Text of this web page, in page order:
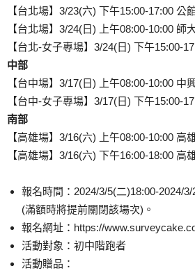
【台北場】3/23(六) 下午15:00-17:00 公
【台北場】3/24(日) 上午08:00-10:00 師
【台北-女子專場】3/24(日) 下午15:00-
中部
【台中場】3/17(日) 上午08:00-10:00 中
【台中-女子專場】3/17(日) 下午15:00-
南部
【高雄場】3/16(六) 上午08:00-10:00 高
【高雄場】3/16(六) 下午16:00-18:00 高
報名時間：2024/3/5(二)18:00-2024/
(滿額時將提前關閉該場次)。
報名網址：https://
活動對象：初中階跑者
活動贈品：